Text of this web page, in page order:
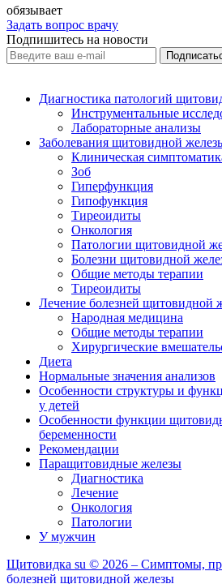
обязывает
Задать вопрос врачу
Подпишитесь на новости
Диагностика патологий
Инструментальные
Лабораторные анализы
Заболевания щитовидной
Клиническая
Зоб
Гиперфункция
Гипофункция
Тиреоидиты
Онкология
Патологии щитовидной
Болезни щитовидной
Общие методы терапии
Тиреоидиты
Лечение болезней щитовидной
Народная медицина
Общие методы терапии
Хирургические
Диета
Нормальные значения анализов
Особенности структуры и
у детей
Особенности функции
беременности
Рекомендации
Паращитовидные железы
Диагностика
Лечение
Онкология
Патологии
У мужчин
Щитовидка su © 2026 – Симптомы,
болезней щитовидной железы